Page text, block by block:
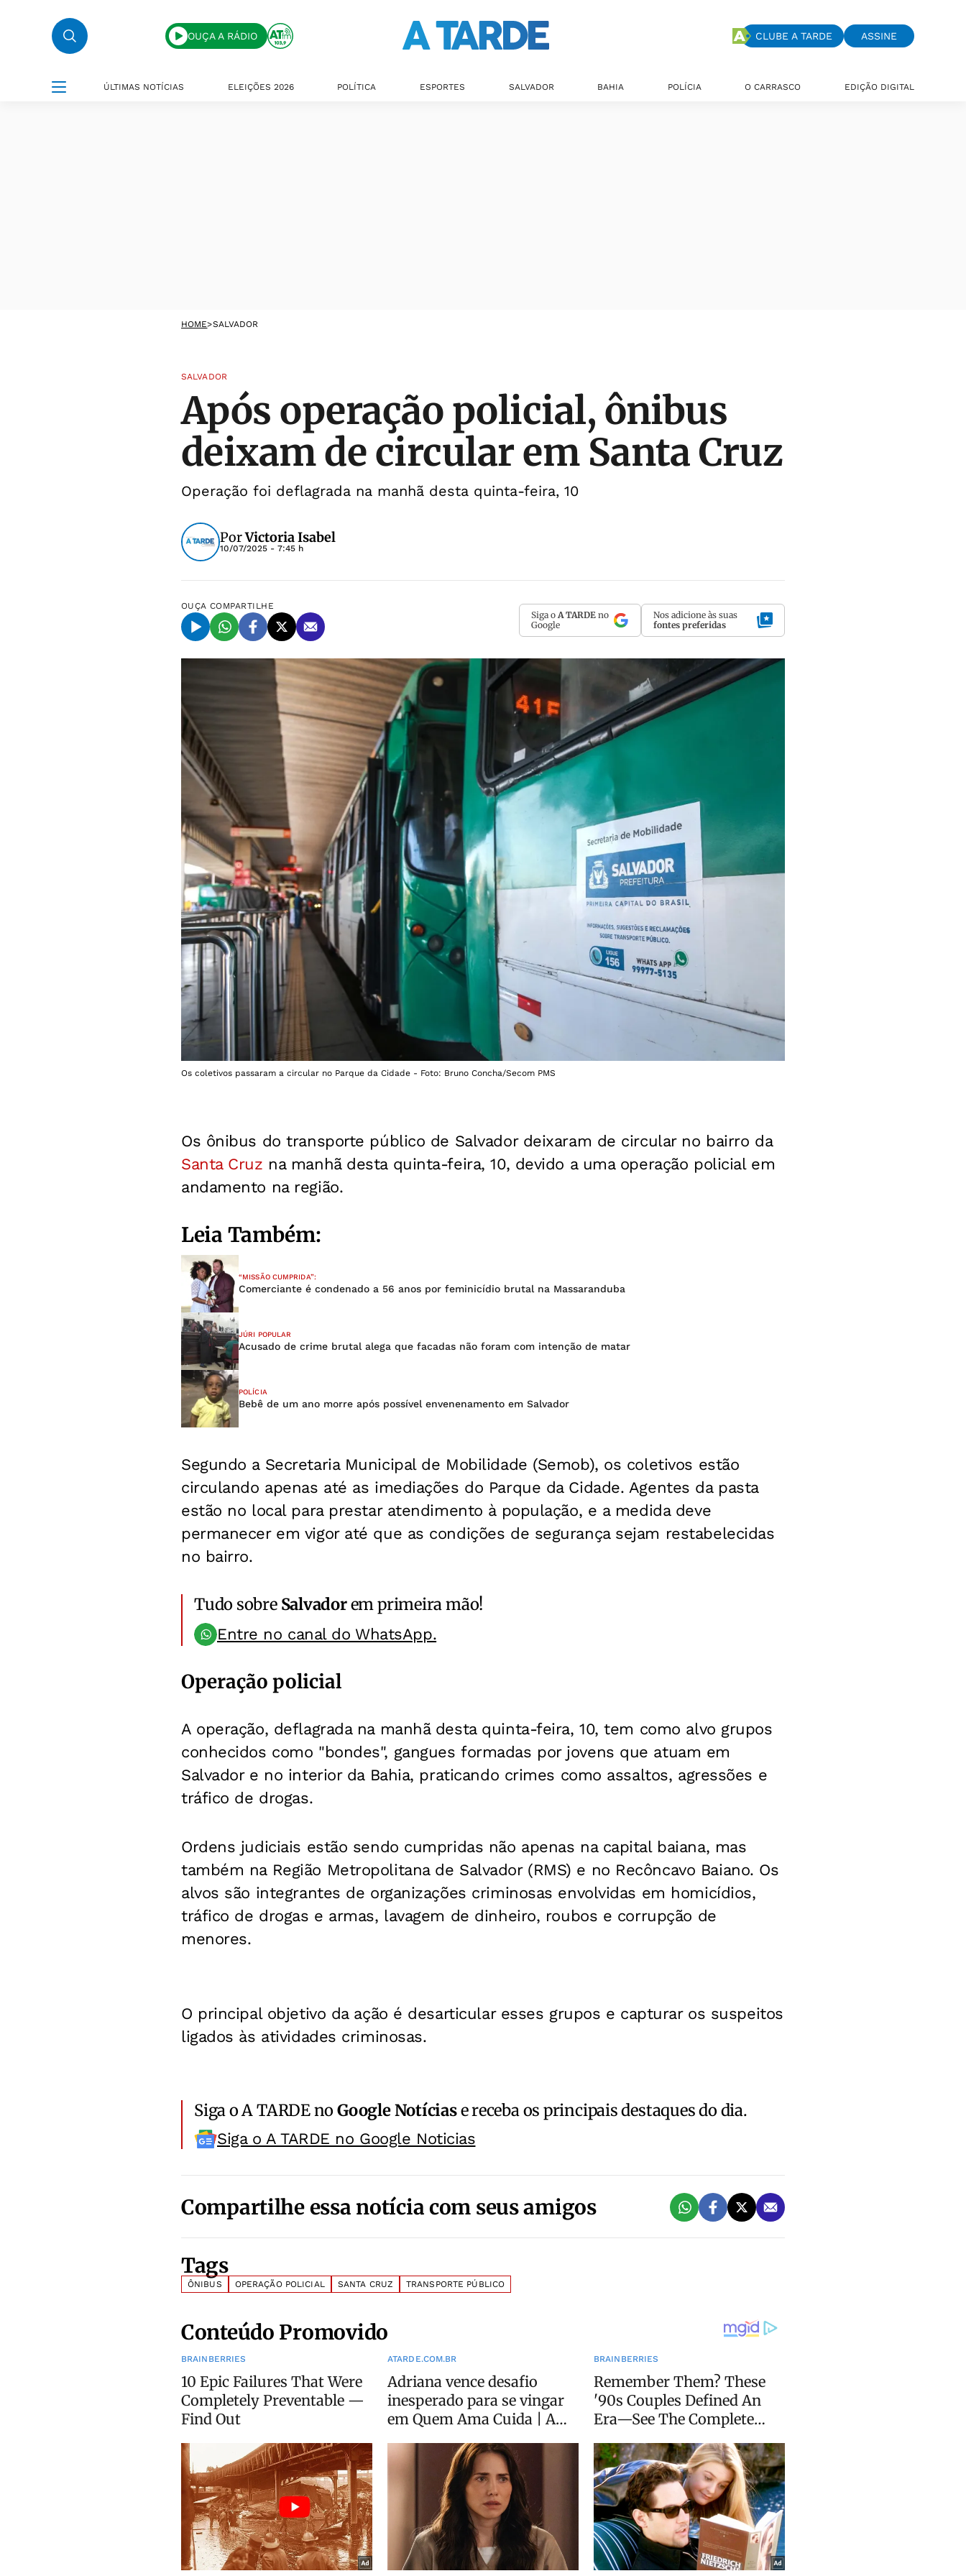
OUÇA A RÁDIO CLUBE A TARDE ASSINE
ÚLTIMAS NOTÍCIAS ELEIÇÕES 2026 POLÍTICA ESPORTES SALVADOR BAHIA POLÍCIA O CARRASCO EDIÇÃO DIGITAL
HOME>SALVADOR
SALVADOR
Após operação policial, ônibus
deixam de circular em Santa Cruz
Operação foi deflagrada na manhã desta quinta-feira, 10
PorVictoria Isabel
10/07/2025 - 7:45 h
OUÇA COMPARTILHE
Siga o A TARDE no
Google
Nos adicione às suas
fontes preferidas
Os coletivos passaram a circular no Parque da Cidade - Foto: Bruno Concha/Secom PMS
Os ônibus do transporte público de Salvador deixaram de circular no bairro da
Santa Cruz na manhã desta quinta-feira, 10, devido a uma operação policial em
andamento na região.
Leia Também:
“MISSÃO CUMPRIDA”:
Comerciante é condenado a 56 anos por feminicídio brutal na Massaranduba
JÚRI POPULAR
Acusado de crime brutal alega que facadas não foram com intenção de matar
POLÍCIA
Bebê de um ano morre após possível envenenamento em Salvador
Segundo a Secretaria Municipal de Mobilidade (Semob), os coletivos estão
circulando apenas até as imediações do Parque da Cidade. Agentes da pasta
estão no local para prestar atendimento à população, e a medida deve
permanecer em vigor até que as condições de segurança sejam restabelecidas
no bairro.
Tudo sobre Salvadorem primeira mão!
Entre no canal do WhatsApp.
Operação policial
A operação, deflagrada na manhã desta quinta-feira, 10, tem como alvo grupos
conhecidos como "bondes", gangues formadas por jovens que atuam em
Salvador e no interior da Bahia, praticando crimes como assaltos, agressões e
tráfico de drogas.
Ordens judiciais estão sendo cumpridas não apenas na capital baiana, mas
também na Região Metropolitana de Salvador (RMS) e no Recôncavo Baiano. Os
alvos são integrantes de organizações criminosas envolvidas em homicídios,
tráfico de drogas e armas, lavagem de dinheiro, roubos e corrupção de
menores.
O principal objetivo da ação é desarticular esses grupos e capturar os suspeitos
ligados às atividades criminosas.
Siga o A TARDE noGoogle Notíciase receba os principais destaques do dia.
Siga o A TARDE no Google Noticias
Compartilhe essa notícia com seus amigos
Tags
ÔNIBUS OPERAÇÃO POLICIAL SANTA CRUZ TRANSPORTE PÚBLICO